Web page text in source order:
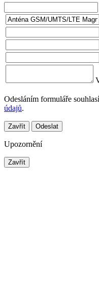
Odesláním formuláře
údajů.
Zavřít Odeslat
Upozornění
Zavřít